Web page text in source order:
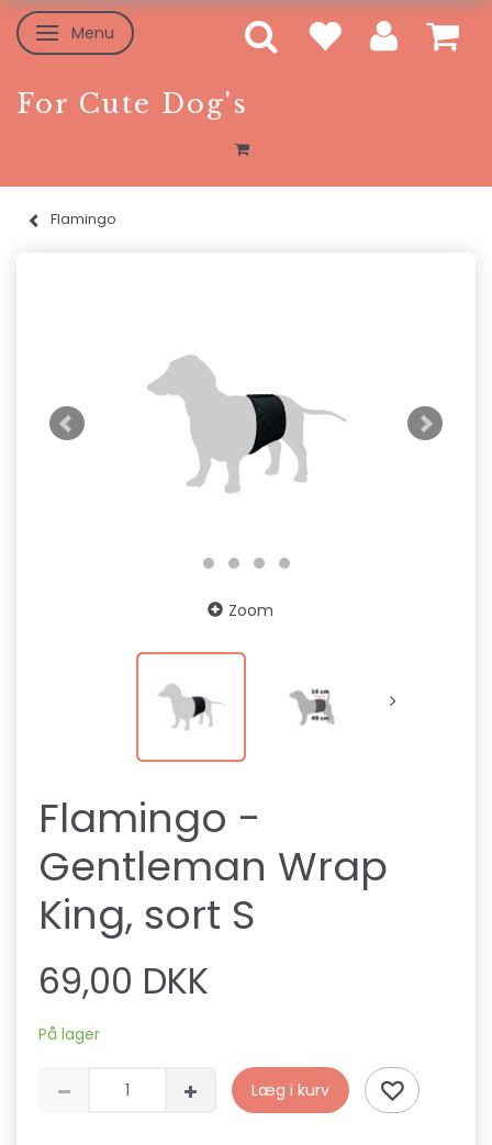
Skifte navigation
Menu
For Cute Dog's
Flamingo
Zoom
Flamingo -
Gentleman Wrap
King, sort S
69,00 DKK
På lager
Læg i kurv